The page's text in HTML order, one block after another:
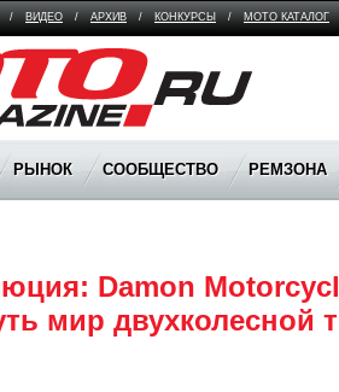
/ ВИДЕО / АРХИВ / КОНКУРСЫ / МОТО КАТАЛОГ
РЫНОК СООБЩЕСТВО РЕМЗОНА
Damon
мир двухколесной